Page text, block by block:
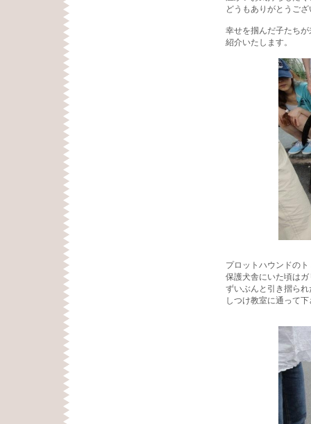
どうもありがとうご
幸せを掴んだ子たち
紹介いたします。
プロットハウンドの
保護犬舎にいた頃は
ずいぶんと引き摺ら
しつけ教室に通って